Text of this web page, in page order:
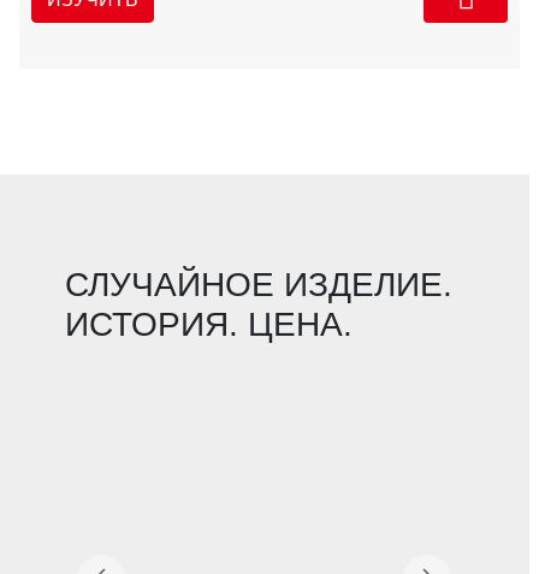
СЛУЧАЙНОЕ ИЗДЕЛИЕ.
ИСТОРИЯ. ЦЕНА.